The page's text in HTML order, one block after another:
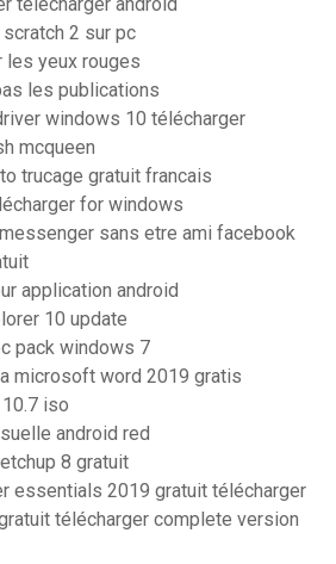
télécharger android
2 sur pc
les yeux rouges
les publications
windows 10 télécharger
mcqueen
trucage gratuit francais
for windows
sans etre ami facebook
application android
10 update
pack windows 7
microsoft word 2019 gratis
iso
android red
8 gratuit
essentials 2019 gratuit télécharger
télécharger complete version